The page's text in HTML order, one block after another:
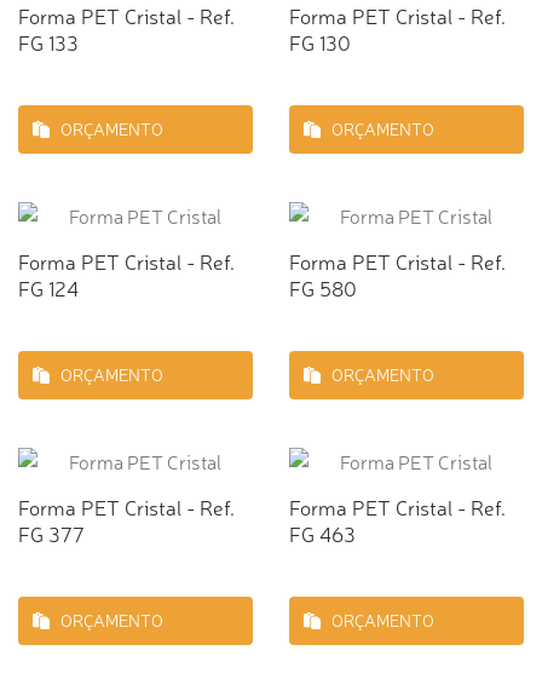
Forma PET Cristal - Ref.
FG 133
ORÇAMENTO
Forma PET Cristal - Ref.
FG 130
ORÇAMENTO
Forma PET Cristal - Ref.
FG 124
ORÇAMENTO
Forma PET Cristal - Ref.
FG 580
ORÇAMENTO
Forma PET Cristal - Ref.
FG 377
ORÇAMENTO
Forma PET Cristal - Ref.
FG 463
ORÇAMENTO